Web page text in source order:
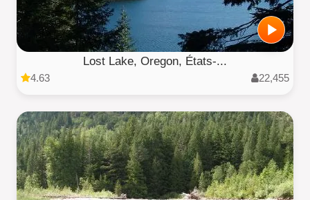
Lost Lake, Oregon, États-...
4.63 22,455